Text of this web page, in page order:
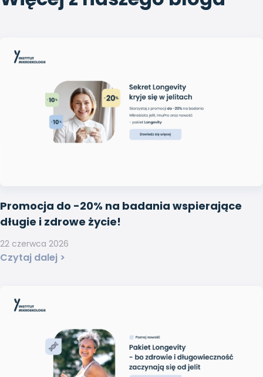
Promocja do -20% na badania wspierające
długie i zdrowe życie!
Czytaj dalej >
22 czerwca 2026